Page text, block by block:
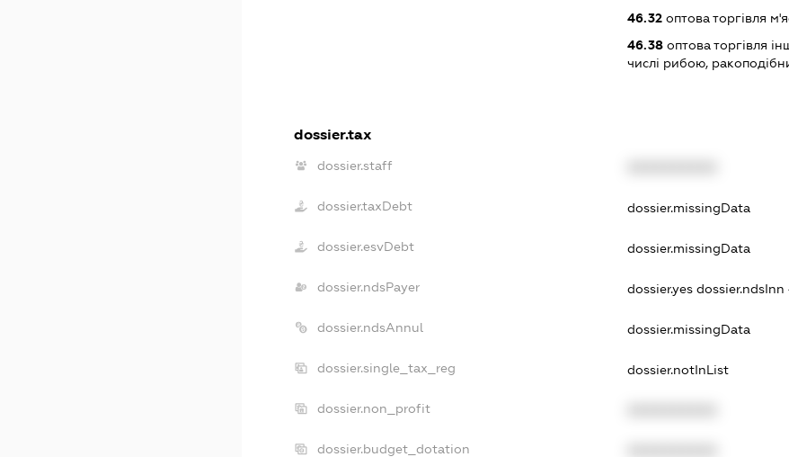
46.32 оптова торгівля
46.38 оптова торгівля
числі рибою,
dossier.tax
dossier.staff
dossier.taxDebt dossier.missingData
dossier.esvDebt dossier.missingData
dossier.ndsPayer dossier.yes
dossier.ndsAnnul dossier.missingData
dossier.single_tax_reg dossier.notInList
dossier.non_profit
dossier.budget_dotation